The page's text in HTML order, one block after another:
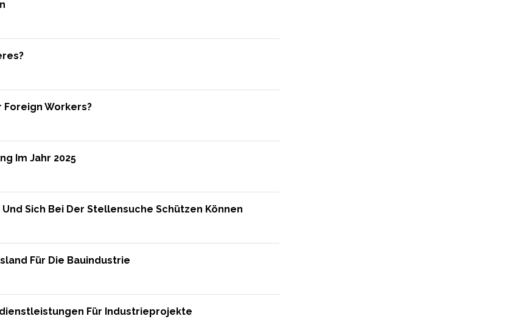
Foreign Workers?
Im Jahr 2025
Sich Bei Der Stellensuche Schützen Können
Für Die Bauindustrie
Für Industrieprojekte